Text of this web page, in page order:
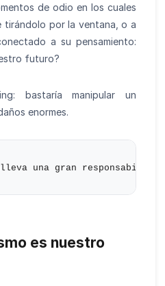
de odio en los cuales
tirándolo por la ventana, o a
a su pensamiento:
futuro?
bastaría manipular un
enormes.
es nuestro